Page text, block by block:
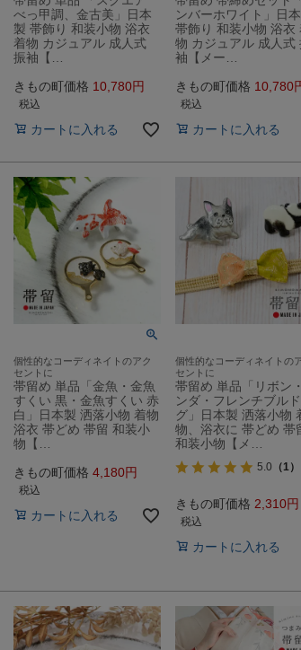
べっ甲調、金古美」日本
製 帯飾り 和装小物 浴衣
着物 カジュアル 成人式
振袖【…
きもの町価格 10,780
税込
カートに入れる
ンバーホワイト」日
帯飾り 和装小物 浴衣
物 カジュアル 成人式
袖【メー…
きもの町価格 10,780
税込
カートに入れる
個性的なコーディネイトのアク
セントに
帯留め 単品「金魚・金魚
すくい 黒・金魚すくい 赤
白」日本製 洒落小物 着物
浴衣 帯どめ 帯留 和装小
物【…
きもの町価格 4,180
税込
カートに入れる
個性的なコーディネイトの
セントに
帯留め 単品「リボン
ンダ・フレンチブル
グ」日本製 洒落小物
物、浴衣に 帯どめ 帯
和装小物【メ…
5.0 （1）
きもの町価格 2,310
税込
カートに入れる